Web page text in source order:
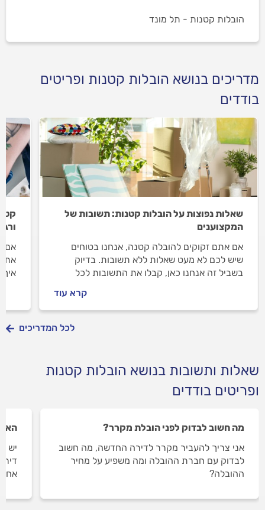
הובלות קטנות - תל מונד
מדריכים בנושא הובלות קטנות ופריטים
בודדים
שאלות נפוצות על הובלות קטנות: תשובות של
המקצוענים
אם אתם זקוקים להובלה קטנה, אנחנו בטוחים
שיש לכם לא מעט שאלות ללא תשובות. בדיוק
בשביל זה אנחנו כאן, קבלו את התשובות לכל
קרא עוד
אם
לכל המדריכים
שאלות ותשובות בנושא הובלות קטנות
ופריטים בודדים
מה חשוב לבדוק לפני הובלת מקרר?
אני צריך להעביר מקרר לדירה החדשה, מה חשוב
לבדוק עם חברת ההובלה ומה משפיע על מחיר
ההובלה?
יש